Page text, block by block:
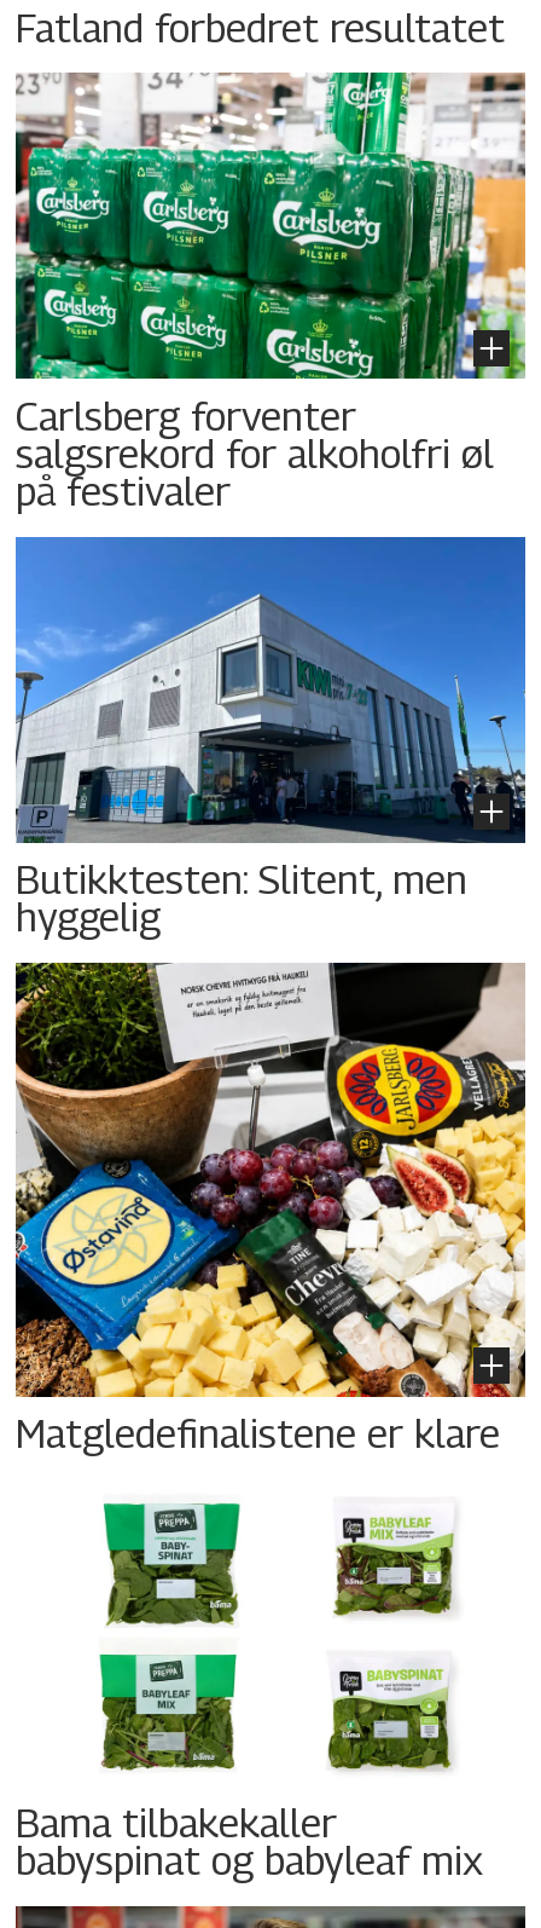
Fatland forbedret resultatet
Carlsberg forventer
salgsrekord for alkoholfri øl
på festivaler
Butikktesten: Slitent, men
hyggelig
Matgledefinalistene er klare
Bama tilbakekaller
babyspinat og babyleaf mix